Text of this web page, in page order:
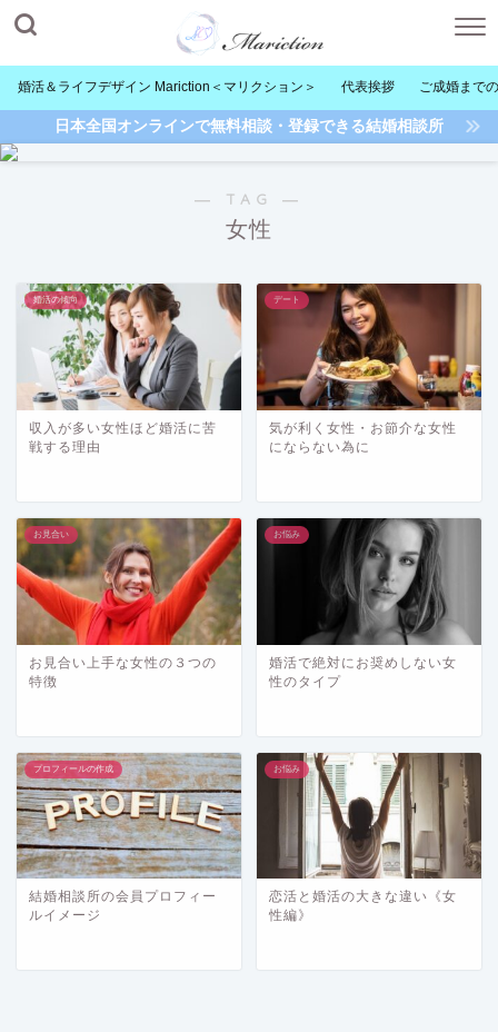
婚活＆ライフデザイン Mariction＜マリクション＞ 代表挨拶 ご成婚まで
日本全国オンラインで無料相談・登録できる結婚相談所
― TAG ―
女性
婚活の傾向
収入が多い女性ほど婚活に苦
戦する理由
デート
気が利く女性・お節介な女性
にならない為に
お見合い
お見合い上手な女性の３つの
特徴
お悩み
婚活で絶対にお奨めしない女
性のタイプ
プロフィールの作成
結婚相談所の会員プロフィー
ルイメージ
お悩み
恋活と婚活の大きな違い《女
性編》